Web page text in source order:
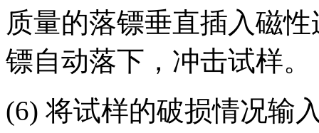
质量的落镖垂直插入磁
镖自动落下，冲击试样。
(6) 将试样的破损情况输